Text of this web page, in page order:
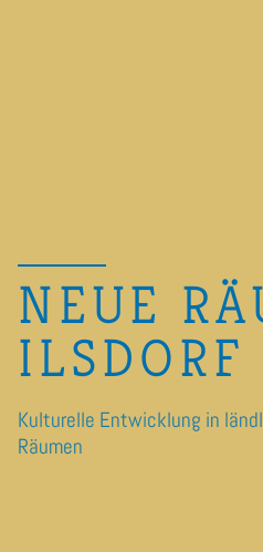
NEUE
ILSDORF
Kulturelle Entwicklung in
Räumen